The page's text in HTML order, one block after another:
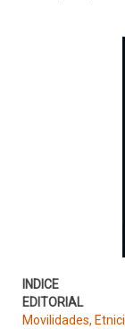
INDICE
EDITORIAL
Movilidades,